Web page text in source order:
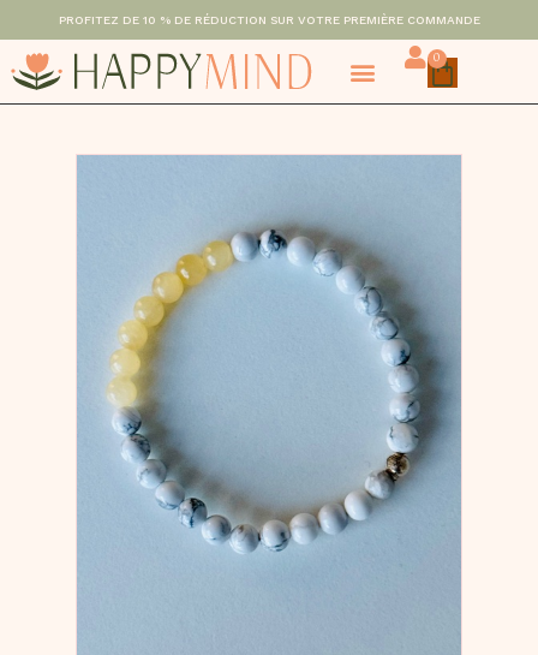
PROFITEZ DE 10 % DE RÉDUCTION SUR VOTRE PREMIÈRE COMMANDE
0